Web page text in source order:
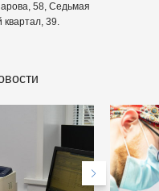
58, Седьмая
квартал, 39.